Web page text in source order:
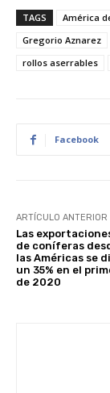
TAGS América
Gregorio Aznarez
rollos aserrables
Facebook
ARTÍCULO ANTERIOR
Las
de coníferas
las Américas se
un 35% en el
de 2020